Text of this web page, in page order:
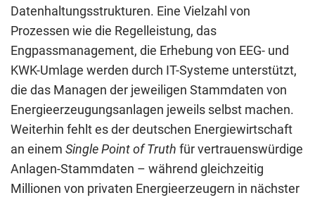
Datenhaltungsstrukturen. Eine Vielzahl von
Prozessen wie die Regelleistung, das
Engpassmanagement, die Erhebung von EEG- und
KWK-Umlage werden durch IT-Systeme unterstützt,
die das Managen der jeweiligen Stammdaten von
Energieerzeugungsanlagen jeweils selbst machen.
Weiterhin fehlt es der deutschen Energiewirtschaft
an einem Single Point of Truth für vertrauenswürdige
Anlagen-Stammdaten – während gleichzeitig
Millionen von privaten Energieerzeugern in nächster